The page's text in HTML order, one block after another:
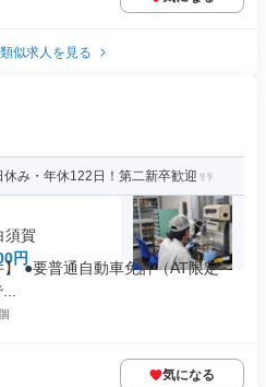
似求人を見る
休み・年休122日！第二新卒歓迎
須賀
円
●要普通自動車免許（AT限定
気になる